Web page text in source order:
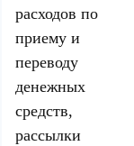
расходов по
приему и
переводу
денежных
средств,
рассылки